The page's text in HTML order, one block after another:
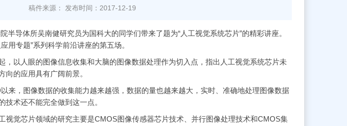
稿件来源： 发布时间：2017-12-19
导体所吴南健研究员为国科大的同学们带来了题为“人工视觉系统芯片”的精彩讲座。
用专题”系列科学前沿讲座的第五场。
以人眼的图像信息收集和大脑的图像数据处理作为切入点，指出人工视觉系统芯片未
向的应用具有广阔前景。
，图像数据的收集能力越来越强，数据的量也越来越大，实时、准确地处理图像数据
技术还不能完全做到这一点。
觉芯片领域的研究主要是CMOS图像传感器芯片技术、并行图像处理技术和CMOS集